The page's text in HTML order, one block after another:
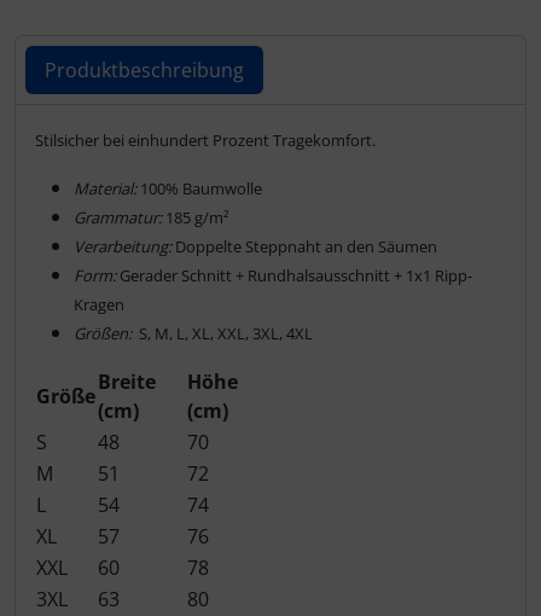
Produktbeschreibung
Produktbeschreibung
Stilsicher bei einhundert Prozent Tragekomfort.
Material:100% Baumwolle
Grammatur:185 g/m²
Verarbeitung:Doppelte Steppnaht an den Säumen
Form:Gerader Schnitt + Rundhalsausschnitt + 1x1 Ripp-
Kragen
Größen:S, M, L, XL, XXL, 3XL, 4XL
Größe
Breite
(cm)
Höhe
(cm)
S
48
70
M
51
72
L
54
74
XL
57
76
XXL
60
78
3XL
63
80